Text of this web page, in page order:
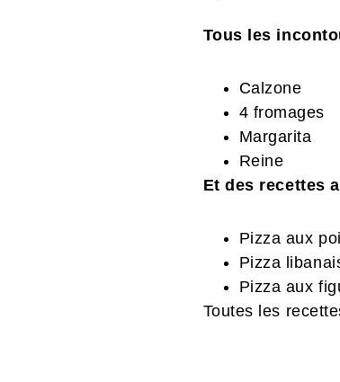
Tous les
Calzone
4 fromages
Margarita
Reine
Et des recettes
Pizza aux
Pizza
Pizza aux
Toutes les